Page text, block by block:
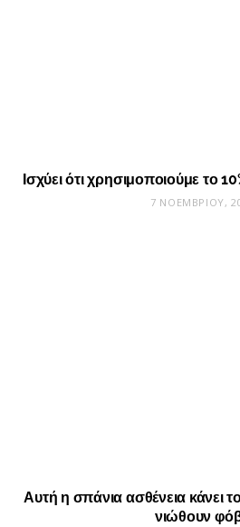
Ισχύει ότι χρησιμοποιούμε το
7 ΝΟΕΜΒΡΊΟΥ,
Αυτή η σπάνια ασθένεια κάνει
νιώθουν